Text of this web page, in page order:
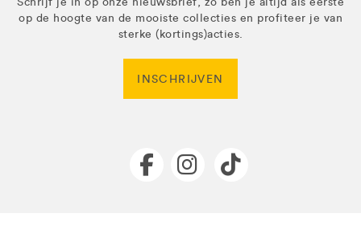
op de hoogte van de mooiste collecties en profiteer je van
sterke (kortings)acties.
INSCHRIJVEN